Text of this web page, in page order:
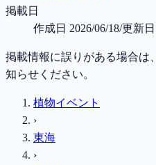
掲載日
作成日 2026/06/18/更新日
掲載情報に誤りがある場合は、
知らせください。
植物イベント
›
東海
›